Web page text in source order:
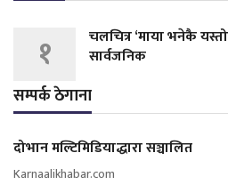
१
चलचित्र ‘माया भनेकै
सार्वजनिक
सम्पर्क ठेगाना
दोभान मल्टिमिडियाद्धारा सञ्चालित
Karnaalikhabar.com